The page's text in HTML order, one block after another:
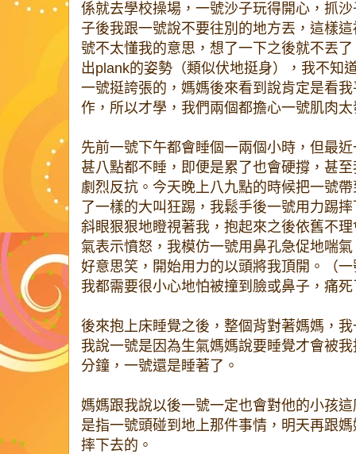
係就去學校操場，一號沙子玩得開心，抓
子後我跟一號說不要往別的地方丟，這樣
號不太懂我的意思，想了一下之後就不丟
出plank的姿勢（類似伏地挺身），我不知
一號挺誇張的，媽媽後來看到說肯定是看
作，所以才學，我們兩個都擔心一號肌肉
先前一號下午都會睡個一兩個小時，但最
甚八點都不睡，即便是累了也會硬撐，甚
劇烈反抗。今天晚上八九點的時候把一號
了一樣的大叫狂踢，我鬆手後一號用力踢
斜眼狠狠地瞪視著我，抱起來之後依舊不
氣表示憤怒，我模仿一號用鼻孔急促地喘
好意思笑，開始用力的以頭將我頂開。（
我都需要很小心地怕被撞到臉或鼻子，痛
後來抱上床睡覺之後，整個背對著媽媽，
我說一號是因為生氣媽媽說要睡覺才會被
分鐘，一號還是睡著了。
媽媽跟我說以後一號一定也會對他的小孩
是指一號頭碰到地上那件事情，明天再跟
摔下去的。